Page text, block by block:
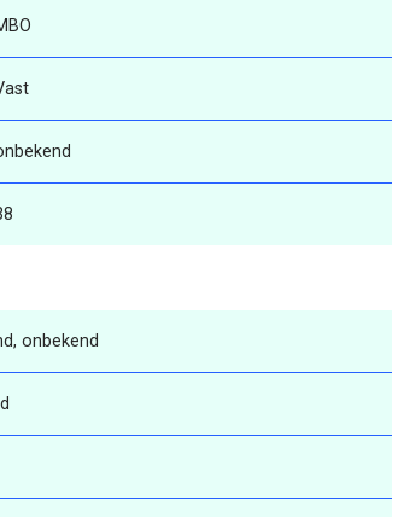
onbekend